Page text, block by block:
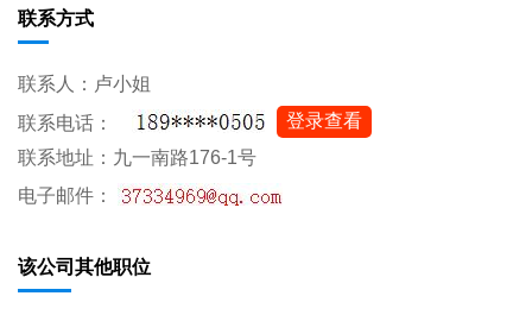
联系方式
联系人：卢小姐
联系电话：
登录查看
联系地址：九一南路176-1号
电子邮件：
该公司其他职位